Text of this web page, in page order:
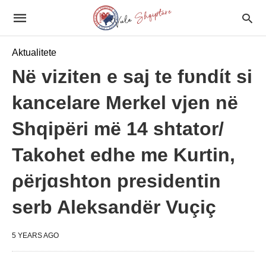
Aktualitete
Në viziten e saj te fυndίt si
kancelare Merkel vjen në
Shqipëri më 14 shtator/
Takohet edhe me Kurtin,
ρërjɑshton presidentin
serb Aleksandër Vuçiç
5 YEARS AGO